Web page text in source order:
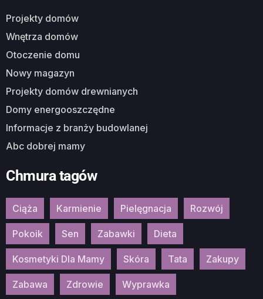
Projekty domów
Wnętrza domów
Otoczenie domu
Nowy magazyn
Projekty domów drewnianych
Domy energooszczędne
Informacje z branży budowlanej
Abc dobrej mamy
Chmura tagów
Ciąża Karmienie Pielęgnacja Rozwój
Pokoik Sen Zabawki Dieta
Kosmetyki Dla Mamy Skóra Tata Zakupy
Zabawa Zdrowie Wyprawka